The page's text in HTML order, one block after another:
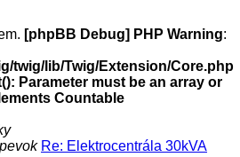
[phpBB Debug] PHP Warning:
twig/lib/Twig/Extension/Core.php
Parameter must be an array or
Countable
Re: Elektrocentrála 30kVA